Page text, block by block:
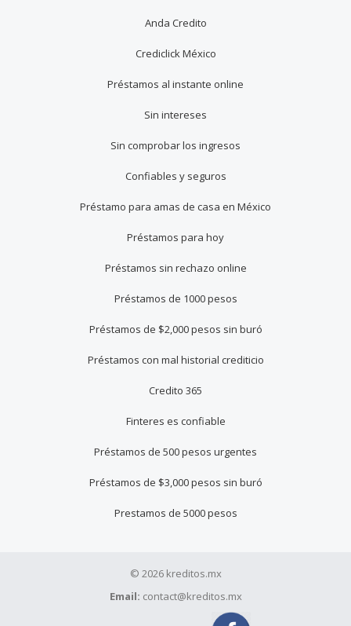
Anda Credito
Crediclick México
Préstamos al instante online
Sin intereses
Sin comprobar los ingresos
Confiables y seguros
Préstamo para amas de casa en México
Préstamos para hoy
Préstamos sin rechazo online
Préstamos de 1000 pesos
Préstamos de $2,000 pesos sin buró
Préstamos con mal historial crediticio
Credito 365
Finteres es confiable
Préstamos de 500 pesos urgentes
Préstamos de $3,000 pesos sin buró
Prestamos de 5000 pesos
© 2026 kreditos.mx
Email: contact@kreditos.mx